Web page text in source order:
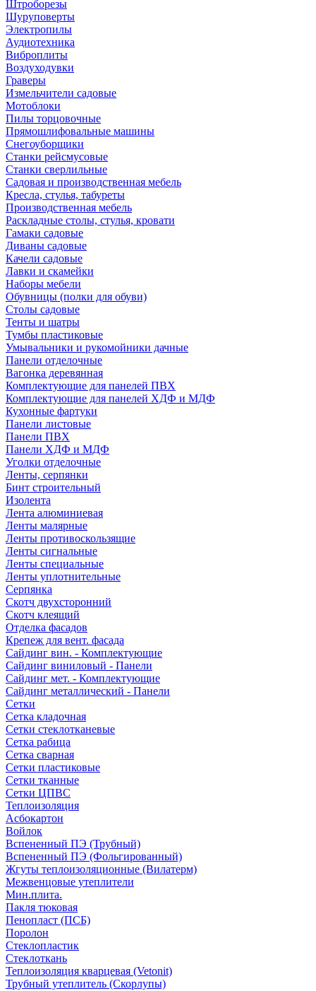
Штроборезы
Шуруповерты
Электропилы
Аудиотехника
Виброплиты
Воздуходувки
Граверы
Измельчители садовые
Мотоблоки
Пилы торцовочные
Прямошлифовальные машины
Снегоуборщики
Станки рейсмусовые
Станки сверлильные
Садовая и производственная мебель
Кресла, стулья, табуреты
Производственная мебель
Раскладные столы, стулья, кровати
Гамаки садовые
Диваны садовые
Качели садовые
Лавки и скамейки
Наборы мебели
Обувницы (полки для обуви)
Столы садовые
Тенты и шатры
Тумбы пластиковые
Умывальники и рукомойники дачные
Панели отделочные
Вагонка деревянная
Комплектующие для панелей ПВХ
Комплектующие для панелей ХДФ и МДФ
Кухонные фартуки
Панели листовые
Панели ПВХ
Панели ХДФ и МДФ
Уголки отделочные
Ленты, серпянки
Бинт строительный
Изолента
Лента алюминиевая
Ленты малярные
Ленты противоскользящие
Ленты сигнальные
Ленты специальные
Ленты уплотнительные
Серпянка
Скотч двухсторонний
Скотч клеящий
Отделка фасадов
Крепеж для вент. фасада
Сайдинг вин. - Комплектующие
Сайдинг виниловый - Панели
Сайдинг мет. - Комплектующие
Сайдинг металлический - Панели
Сетки
Сетка кладочная
Сетки стеклотканевые
Сетка рабица
Сетка сварная
Сетки пластиковые
Сетки тканные
Сетки ЦПВС
Теплоизоляция
Асбокартон
Войлок
Вспененный ПЭ (Трубный)
Вспененный ПЭ (Фольгированный)
Жгуты теплоизоляционные (Вилатерм)
Межвенцовые утеплители
Мин.плита.
Пакля тюковая
Пенопласт (ПСБ)
Поролон
Стеклопластик
Стеклоткань
Теплоизоляция кварцевая (Vetonit)
Трубный утеплитель (Скорлупы)